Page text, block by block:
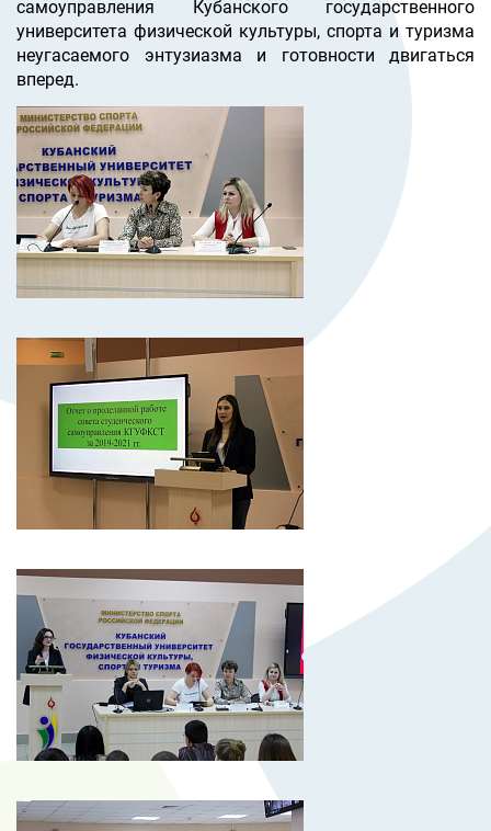
самоуправления Кубанского государственного
университета физической культуры, спорта и туризма
неугасаемого энтузиазма и готовности двигаться
вперед.